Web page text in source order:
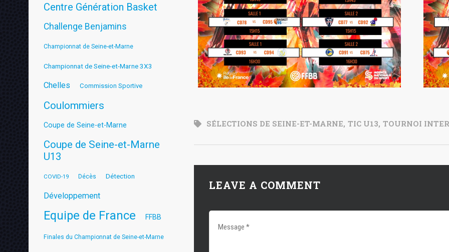
SÉLECTIONS DE SEINE-ET-MARNE, TIC U13, TOURNOI
LEAVE A COMMENT
Centre Génération Basket
Challenge Benjamins
Championnat de Seine-et-Marne
Championnat de Seine-et-Marne 3X3
Chelles Commission Sportive
Coulommiers
Coupe de Seine-et-Marne
Coupe de Seine-et-Marne
U13
COVID-19 Décès Détection
Développement
Equipe de France FFBB
Finales du Championnat de Seine-et-Marne